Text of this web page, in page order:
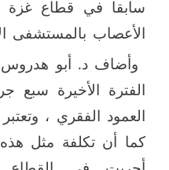
سابقا في قطاع
الأعصاب بالمستشفى
وأضاف د. أبو
الفترة الأخيرة سبع
العمود الفقري ،
كما أن تكلفة مثل